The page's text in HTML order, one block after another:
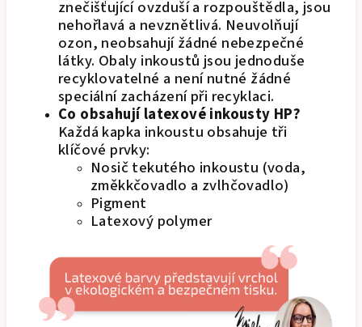
znečišťující ovzduší a rozpouštědla, jsou
nehořlavá a nevznětlivá. Neuvolňují
ozon, neobsahují žádné nebezpečné
látky. Obaly inkoustů jsou jednoduše
recyklovatelné a není nutné žádné
speciální zacházení při recyklaci.
Co obsahují latexové inkousty HP?
Každá kapka inkoustu obsahuje tři
klíčové prvky:
Nosič tekutého inkoustu (voda,
změkkčovadlo a zvlhčovadlo)
Pigment
Latexový polymer